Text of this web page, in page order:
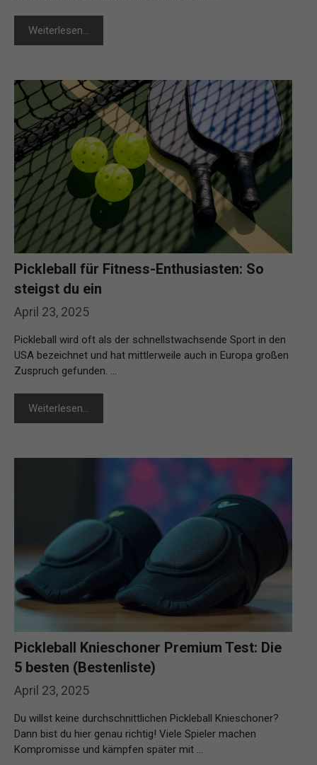
Weiterlesen…
April 23, 2025
Pickleball für Fitness-Enthusiasten: So
steigst du ein
Pickleball wird oft als der schnellstwachsende Sport in den
USA bezeichnet und hat mittlerweile auch in Europa großen
Zuspruch gefunden. …
Weiterlesen…
April 23, 2025
Pickleball Knieschoner Premium Test: Die
5 besten (Bestenliste)
Du willst keine durchschnittlichen Pickleball Knieschoner?
Dann bist du hier genau richtig! Viele Spieler machen
Kompromisse und kämpfen später mit …